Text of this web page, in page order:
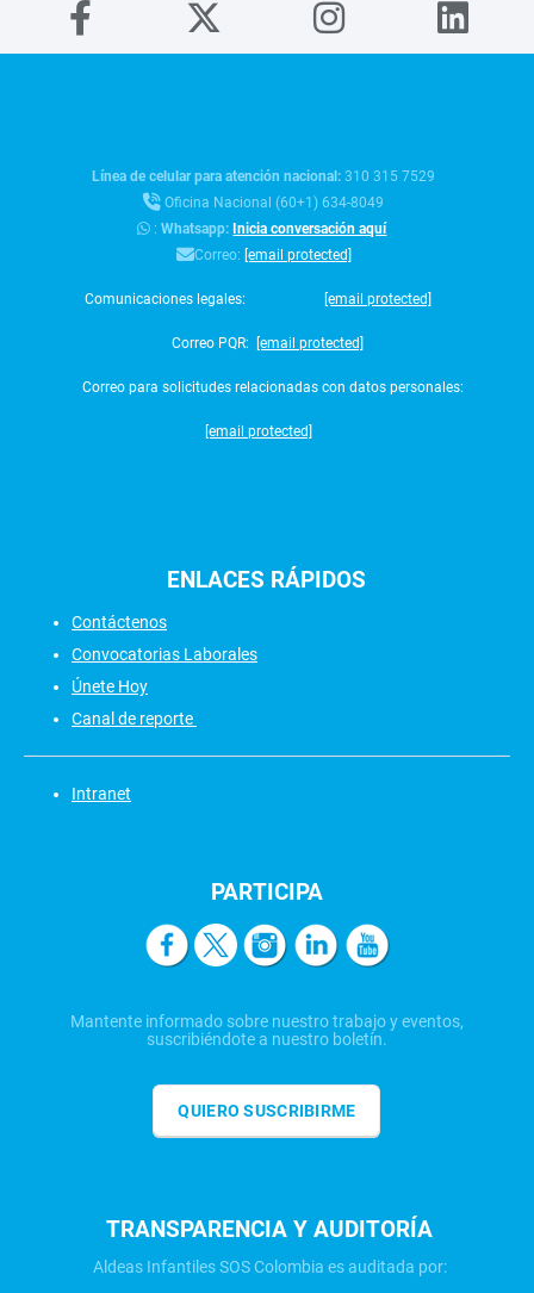
Línea de celular para atención nacional:310 315 7529
Oficina Nacional (60+1) 634-8049
:Whatsapp: Inicia conversación aquí
Correo: [email protected]
Comunicaciones legales: [email protected]
Correo PQR: [email protected]
Correo para solicitudes relacionadas con datos personales:
[email protected]
ENLACES RÁPIDOS
Contáctenos
Convocatorias Laborales
Únete Hoy
Canal de reporte
Intranet
PARTICIPA
Mantente informado sobre nuestro trabajo y eventos,
suscribiéndote a nuestro boletín.
QUIERO SUSCRIBIRME
TRANSPARENCIA Y AUDITORÍA
Aldeas Infantiles SOS Colombia es auditada por: